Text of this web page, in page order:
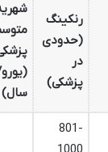
رنکینگ
(حدودی
در
پزشکی)
سال)
801-